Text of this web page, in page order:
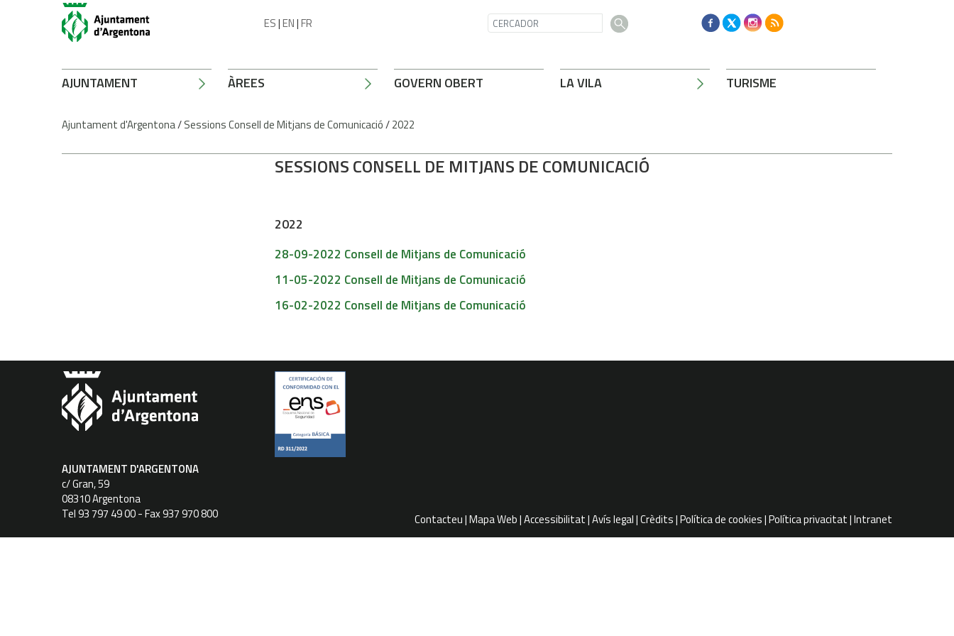
ES|EN|FR
AJUNTAMENT ÀREES GOVERN OBERT LA VILA TURISME
Ajuntament d'Argentona/Sessions Consell de Mitjans de Comunicació/2022
SESSIONS CONSELL DE MITJANS DE COMUNICACIÓ
2022
28-09-2022 Consell de Mitjans de Comunicació
11-05-2022 Consell de Mitjans de Comunicació
16-02-2022 Consell de Mitjans de Comunicació
AJUNTAMENT D'ARGENTONA
c/ Gran, 59
08310 Argentona
Tel 93 797 49 00 - Fax 937 970 800
Intranet
Política privacitat
Política de cookies
Crèdits
Avís legal
Accessibilitat
Mapa Web
Contacteu